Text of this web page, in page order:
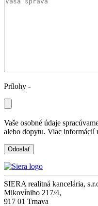
Prílohy -
Vaše osobné údaje
alebo dopytu. Viac informácií
SIERA realitná kancelária,
Mikovíniho 217/4,
917 01 Trnava